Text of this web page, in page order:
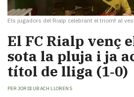
Els jugadors del Rialp celebrant el triomf al
El FC Rialp venç
sota la pluja i ja
títol de lliga (1‑0)
PER JORDI UBACH LLORENS